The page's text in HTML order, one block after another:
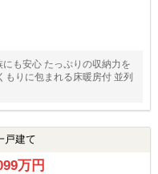
も安心 たっぷりの収納力を
もりに包まれる床暖房付 並列
戸建て
万円